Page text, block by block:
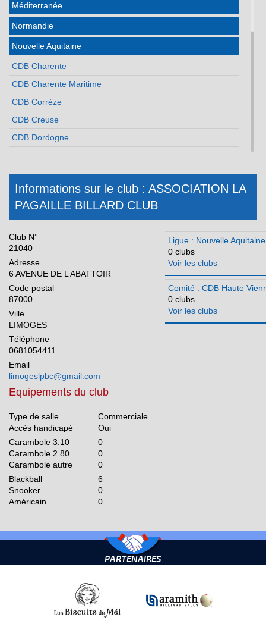
Méditerranée
Normandie
Nouvelle Aquitaine
CDB Charente
CDB Charente Maritime
CDB Corrèze
CDB Creuse
CDB Dordogne
CDB Landes
CDB Lot et Garonne
CDB Pyrénées Atlantiques
CDB Vienne
CDB Haute Vienne
Pays de la Loire
Réunion
Informations sur le club : ASSOCIATION LA
PAGAILLE BILLARD CLUB
Club N°
21040
Adresse
6 AVENUE DE L ABATTOIR
Code postal
87000
Ville
LIMOGES
Téléphone
0681054411
Email
limogeslpbc@gmail.com
Ligue : Nouvelle Aquitaine
0 clubs
Voir les clubs
Comité : CDB Haute
0 clubs
Voir les clubs
Equipements du club
Type de salle
Commerciale
Accès handicapé
Oui
Carambole 3.10
0
Carambole 2.80
0
Carambole autre
0
Blackball
6
Snooker
0
Américain
0
PARTENAIRES